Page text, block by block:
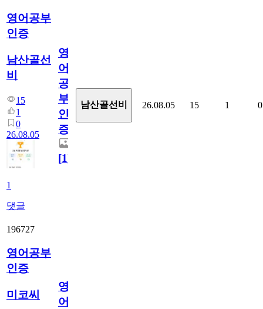
영어공부
인증
남산골선
비
15
1
0
26.08.05
1
댓글
영
어
공
부
인
증
[1]
남산골선비 26.08.05 15 1 0
196727
영어공부
인증
미코씨
영
어